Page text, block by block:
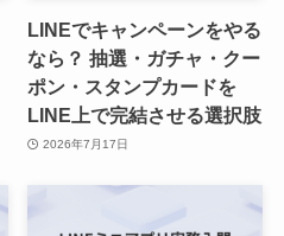
LINEでキャンペーンをやる
なら？ 抽選・ガチャ・クー
ポン・スタンプカードを
LINE上で完結させる選択肢
2026年7月17日